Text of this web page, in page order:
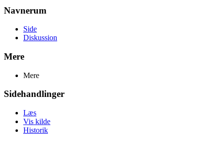
Navnerum
Side
Diskussion
Mere
Mere
Sidehandlinger
Læs
Vis kilde
Historik